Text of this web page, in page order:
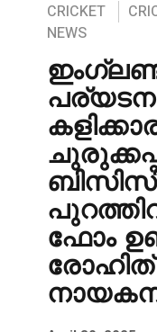
CRICKET
NEWS
ഫോം
രോഹിത്